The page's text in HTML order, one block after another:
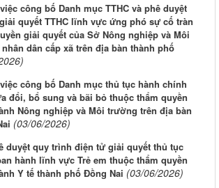
công bố Danh mục TTHC và phê duyệt
quyết TTHC lĩnh vực ứng phó sự cố tràn
giải quyết của Sở Nông nghiệp và Môi
dân cấp xã trên địa bàn thành phố
công bố Danh mục thủ tục hành chính
đổi, bổ sung và bãi bỏ thuộc thẩm quyền
Nông nghiệp và Môi trường trên địa bàn
(03/06/2026)
duyệt quy trình điện tử giải quyết thủ tục
hành lĩnh vực Trẻ em thuộc thẩm quyền
Y tế thành phố Đồng Nai (03/06/2026)